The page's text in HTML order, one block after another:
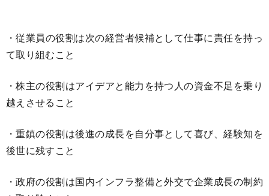
・従業員の役割は次の経営者候補として仕事に責任を持っ
て取り組むこと
・株主の役割はアイデアと能力を持つ人の資金不足を乗り
越えさせること
・重鎮の役割は後進の成長を自分事として喜び、経験知を
後世に残すこと
・政府の役割は国内インフラ整備と外交で企業成長の制約